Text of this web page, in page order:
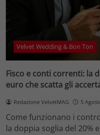
Velvet Wedding & Bon Ton
Fisco e conti correnti: la
euro che scatta gli
Redazione VelvetMAG 5
Come funzionano i
la doppia soglia del 20%